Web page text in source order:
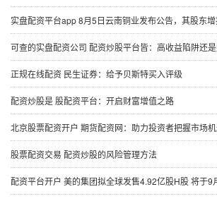
实盘配资平台app 8月5日云南铜业发布公告，其股东
可查的实盘配资公司 配资炒股平台皆：高收益陷阱还是
正规在线配资 民生证券：给予贝斯特买入评级
配资炒股是 股配资平台：开启财富增值之路
北京股票配资开户 期货配资网：助力投资者把握市场
股票配资交易 配资炒股的风险管理方法
配资平台开户 美的集团拟全球发售4.92亿股H股 将于9